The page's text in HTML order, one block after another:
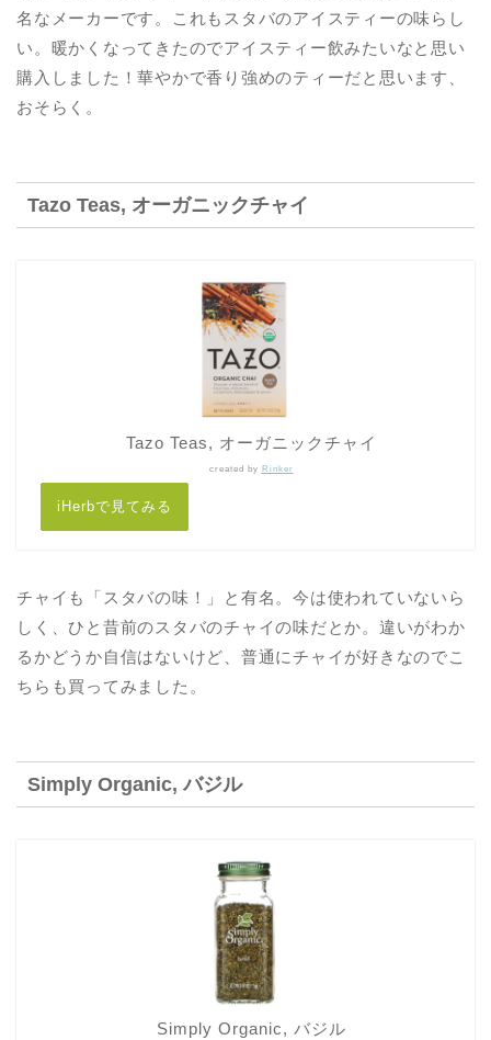
名なメーカーです。これもスタバのアイスティーの味らし
い。暖かくなってきたのでアイスティー飲みたいなと思い
購入しました！華やかで香り強めのティーだと思います、
おそらく。
Tazo Teas, オーガニックチャイ
Tazo Teas, オーガニックチャイ
created by Rinker
iHerbで見てみる
チャイも「スタバの味！」と有名。今は使われていないら
しく、ひと昔前のスタバのチャイの味だとか。違いがわか
るかどうか自信はないけど、普通にチャイが好きなのでこ
ちらも買ってみました。
Simply Organic, バジル
Simply Organic, バジル